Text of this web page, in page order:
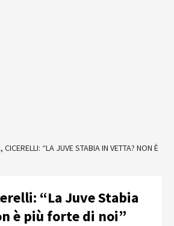
CICERELLI: “LA JUVE STABIA IN VETTA? NON È
“La Juve Stabia
è più forte di noi”